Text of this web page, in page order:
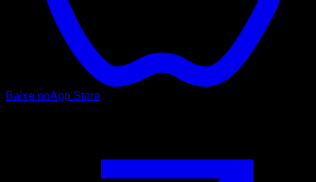
Baixe noApp Store